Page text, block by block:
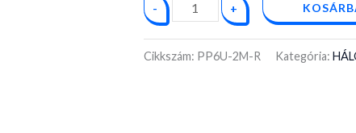
- +
Cikkszám: PP6U-2M-R Kategória: